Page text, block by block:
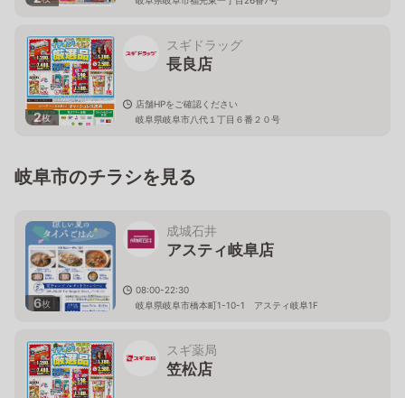
2枚
スギドラッグ
長良店
店舗HPをご確認ください
岐阜県岐阜市八代１丁目６番２０号
岐阜市のチラシを見る
6枚
成城石井
アスティ岐阜店
08:00-22:30
岐阜県岐阜市橋本町1-10-1 アスティ岐阜1F
スギ薬局
笠松店